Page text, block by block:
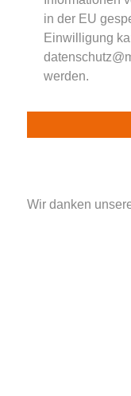
in der EU
Einwilligung
werden.
Wir danken